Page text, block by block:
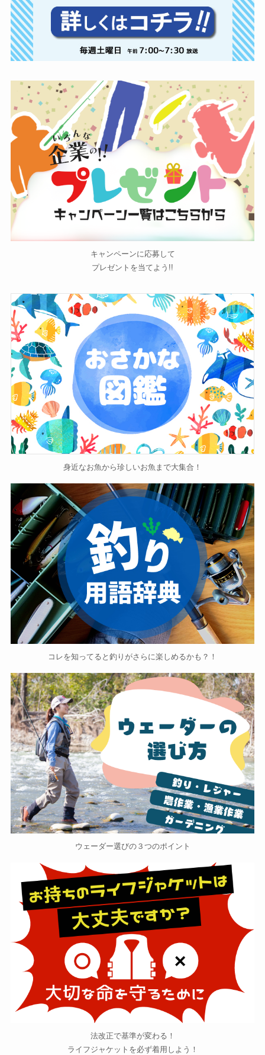
キャンペーンに応募して
プレゼントを当てよう!!
身近なお魚から珍しいお魚まで大集合！
コレを知ってると釣りがさらに楽しめるかも？！
ウェーダー選びの３つのポイント
法改正で基準が変わる！
ライフジャケットを必ず着用しよう！